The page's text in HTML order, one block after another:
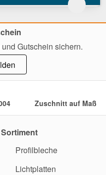
Gutschein sichern.
Zuschnitt auf Maß
Sortiment
Profilbleche
Lichtplatten